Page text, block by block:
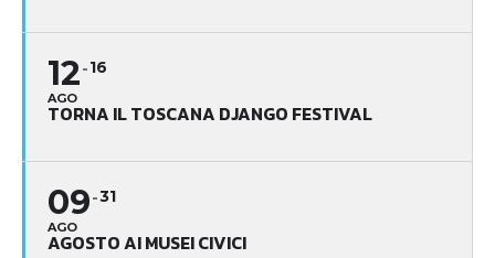
12
AGO
16
TORNA IL TOSCANA DJANGO FESTIVAL
09
AGO
31
AGOSTO AI MUSEI CIVICI